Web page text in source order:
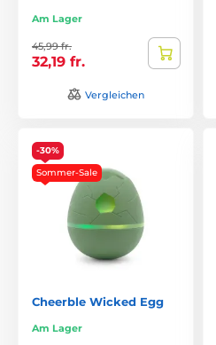
Am Lager
45,99 fr.
32,19 fr.
Vergleichen
-30%
Sommer-Sale
Cheerble Wicked Egg
Am Lager